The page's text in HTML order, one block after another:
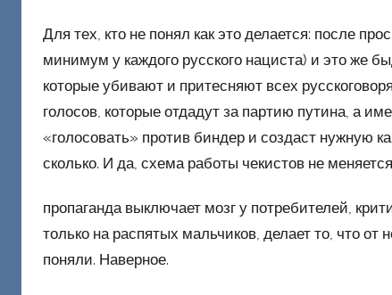
Для тех, кто не понял как это делается: после
минимум у каждого русского нациста) и это же
которые убивают и притесняют всех
голосов, которые отдадут за партию путина, а
«голосовать» против биндер и создаст нужную
сколько. И да, схема работы чекистов не
пропаганда выключает мозг у потребителей,
только на распятых мальчиков, делает то, что
поняли. Наверное.